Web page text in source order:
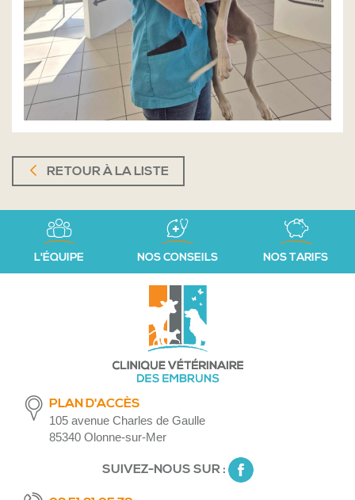
RETOUR À LA LISTE
L'ÉQUIPE NOS CONSEILS NOS TARIFS
PLAN D'ACCÈS
105 avenue Charles de Gaulle
85340 Olonne-sur-Mer
SUIVEZ-NOUS SUR :